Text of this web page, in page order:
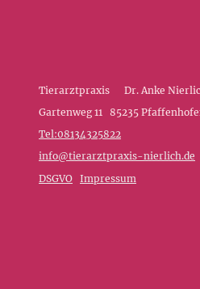
Tierarztpraxis Dr. Anke
Gartenweg 11 85235
Tel:08134325822
info@tierarztpraxis-nierlich.de
DSGVO Impressum